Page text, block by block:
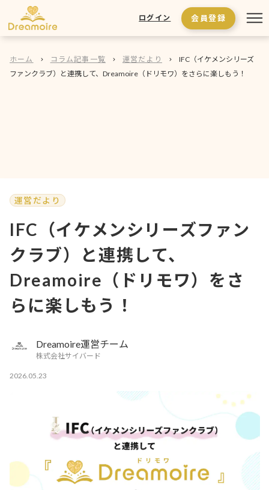
ログイン 会員登録
ホーム コラム記事一覧 運営だより
IFC（イケメンシリーズ
ファンクラブ）と連携して、Dreamoire（ドリモワ）をさらに楽しもう！
運営だより
IFC（イケメンシリーズファン
クラブ）と連携して、
Dreamoire（ドリモワ）をさ
らに楽しもう！
Dreamoire運営チーム
株式会社サイバード
2026.05.23